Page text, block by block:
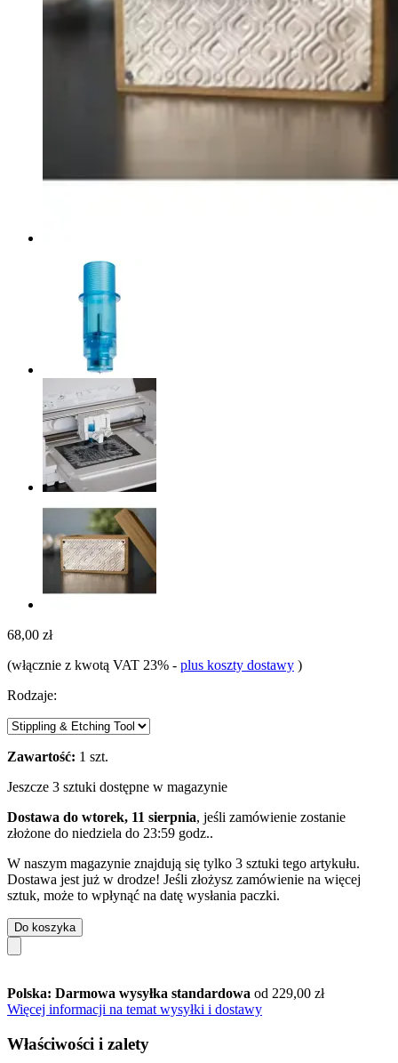
68,00 zł
(włącznie z kwotą VAT 23% - plus koszty dostawy )
Rodzaje:
Zawartość: 1 szt.
Jeszcze 3 sztuki dostępne w magazynie
Dostawa do wtorek, 11 sierpnia, jeśli zamówienie zostanie
złożone do niedziela do 23:59 godz..
W naszym magazynie znajdują się tylko 3 sztuki tego artykułu.
Dostawa jest już w drodze! Jeśli złożysz zamówienie na więcej
sztuk, może to wpłynąć na datę wysłania paczki.
Do koszyka
Polska: Darmowa wysyłka standardowa od 229,00 zł
Więcej informacji na temat wysyłki i dostawy
Właściwości i zalety